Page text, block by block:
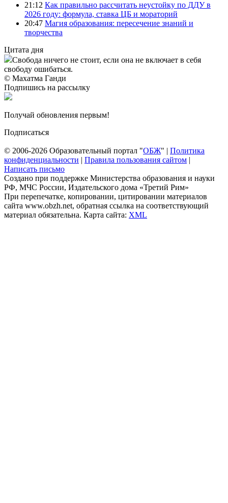
21:12 Как правильно рассчитать неустойку по ДДУ в
2026 году: формула, ставка ЦБ и мораторий
20:47 Магия образования: пересечение знаний и
творчества
Цитата дня
Свобода ничего не стоит, если она не включает в себя
свободу ошибаться.
© Махатма Ганди
Подпишись на рассылку
Получай обновления первым!
Подписаться
© 2006-2026 Образовательный портал "ОБЖ" | Политика
конфиденциальности | Правила пользования сайтом |
Написать письмо
Создано при поддержке Министерства образования и науки
РФ, МЧС России, Издательского дома «Третий Рим»
При перепечатке, копировании, цитировании материалов
сайта www.obzh.net, обратная ссылка на соответствующий
материал обязательна. Карта сайта: XML